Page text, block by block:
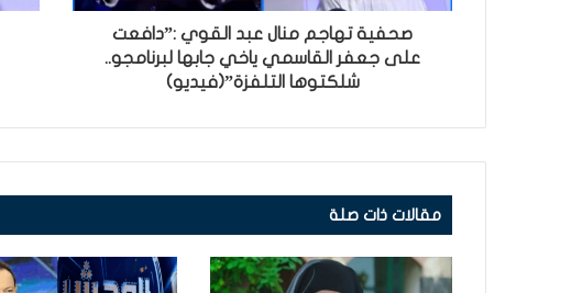
صحفية تهاجم منال عبد القوي :”دافعت
على جعفر القاسمي ياخي جابها لبرنامجو..
شلكتوها التلفزة”(فيديو)
مقالات ذات صلة